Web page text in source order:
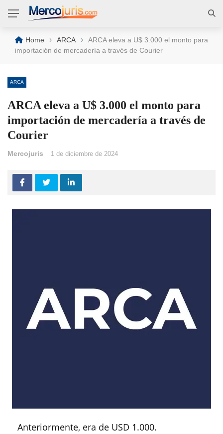
Home › ARCA ›
ARCA eleva a U$ 3.000 el monto para
importación de mercadería a través de Courier
ARCA
ARCA eleva a U$ 3.000 el monto para
importación de mercadería a través de
Courier
Mercojuris 1 de diciembre de 2024
Anteriormente, era de USD 1.000.